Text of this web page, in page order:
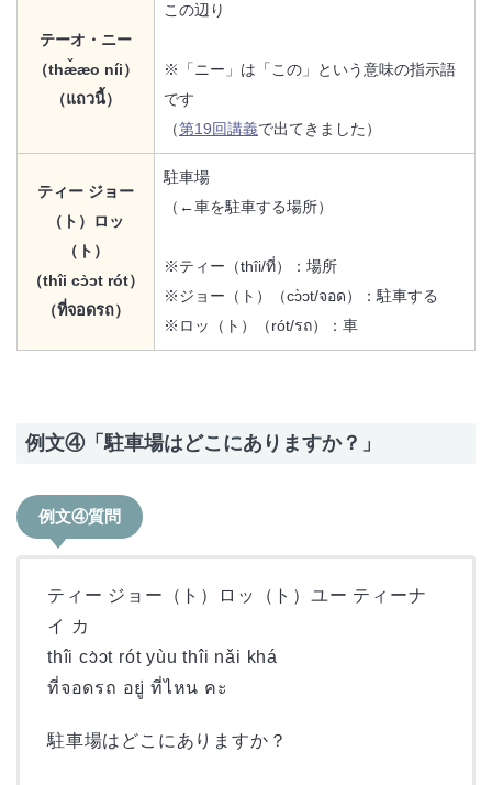
テーオ・ニー
（thæ̌æo níi）
（แถวนี้）
この辺り
※「ニー」は「この」という意味の指示語
です
（第19回講義で出てきました）
ティー ジョー
（ト）ロッ
（ト）
（thîi cɔ̀ɔt rót）
（ที่จอดรถ）
駐車場
（←車を駐車する場所）
※ティー（thîi/ที่）：場所
※ジョー（ト）（cɔ̀ɔt/จอด）：駐車する
※ロッ（ト）（rót/รถ）：車
例文④「駐車場はどこにありますか？」
例文④質問
ティー ジョー（ト）ロッ（ト）ユー ティーナ
イ カ
thîi cɔ̀ɔt rót yùu thîi nǎi khá
ที่จอดรถ อยู่ ที่ไหน คะ
駐車場はどこにありますか？